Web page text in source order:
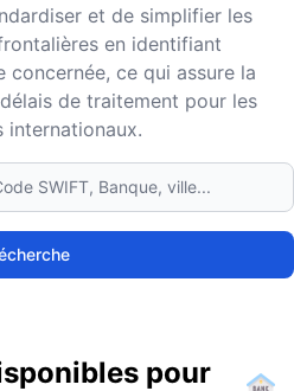
et de simplifier les
en identifiant
concernée, ce qui assure la
de traitement pour les
internationaux.
pour